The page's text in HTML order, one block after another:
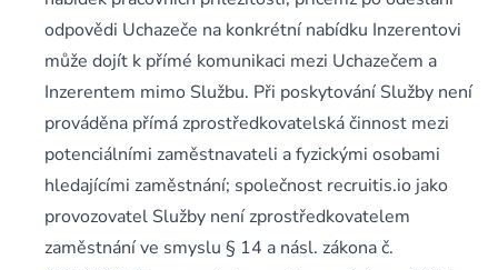
odpovědi Uchazeče na konkrétní nabídku Inzerentovi
může dojít k přímé komunikaci mezi Uchazečem a
Inzerentem mimo Službu. Při poskytování Služby není
prováděna přímá zprostředkovatelská činnost mezi
potenciálními zaměstnavateli a fyzickými osobami
hledajícími zaměstnání; společnost recruitis.io jako
provozovatel Služby není zprostředkovatelem
zaměstnání ve smyslu § 14 a násl. zákona č.